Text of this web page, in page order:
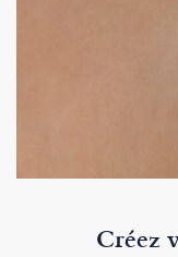
Créez